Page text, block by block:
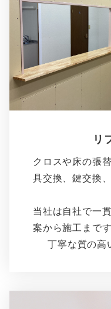
リ
クロスや床の張
具交換、鍵交換
当社は自社で一
案から施工まで
丁寧な質の高